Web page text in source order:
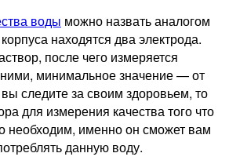
воды можно назвать аналогом
находятся два электрода.
после чего измеряется
минимальное значение — от
следите за своим здоровьем, то
для измерения качества того что
необходим, именно он сможет вам
данную воду.